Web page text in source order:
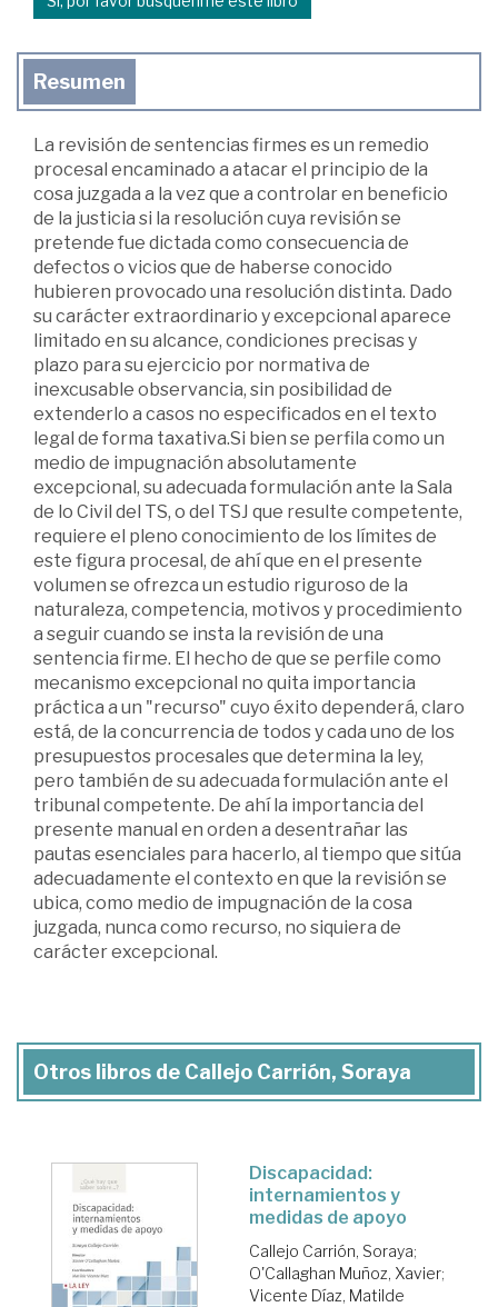
Resumen
La revisión de sentencias firmes es un remedio
procesal encaminado a atacar el principio de la
cosa juzgada a la vez que a controlar en beneficio
de la justicia si la resolución cuya revisión se
pretende fue dictada como consecuencia de
defectos o vicios que de haberse conocido
hubieren provocado una resolución distinta. Dado
su carácter extraordinario y excepcional aparece
limitado en su alcance, condiciones precisas y
plazo para su ejercicio por normativa de
inexcusable observancia, sin posibilidad de
extenderlo a casos no especificados en el texto
legal de forma taxativa.Si bien se perfila como un
medio de impugnación absolutamente
excepcional, su adecuada formulación ante la Sala
de lo Civil del TS, o del TSJ que resulte competente,
requiere el pleno conocimiento de los límites de
este figura procesal, de ahí que en el presente
volumen se ofrezca un estudio riguroso de la
naturaleza, competencia, motivos y procedimiento
a seguir cuando se insta la revisión de una
sentencia firme. El hecho de que se perfile como
mecanismo excepcional no quita importancia
práctica a un "recurso" cuyo éxito dependerá, claro
está, de la concurrencia de todos y cada uno de los
presupuestos procesales que determina la ley,
pero también de su adecuada formulación ante el
tribunal competente. De ahí la importancia del
presente manual en orden a desentrañar las
pautas esenciales para hacerlo, al tiempo que sitúa
adecuadamente el contexto en que la revisión se
ubica, como medio de impugnación de la cosa
juzgada, nunca como recurso, no siquiera de
carácter excepcional.
Otros libros de Callejo Carrión, Soraya
Discapacidad:
internamientos y
medidas de apoyo
Callejo Carrión, Soraya;
O'Callaghan Muñoz, Xavier;
Vicente Díaz, Matilde